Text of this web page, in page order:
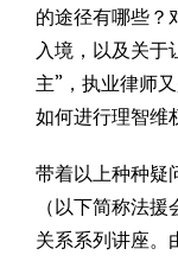
的途径有哪些？
入境，以及关于
主”，执业律师
如何进行理智维
带着以上种种疑
（以下简称法
关系系列讲座。